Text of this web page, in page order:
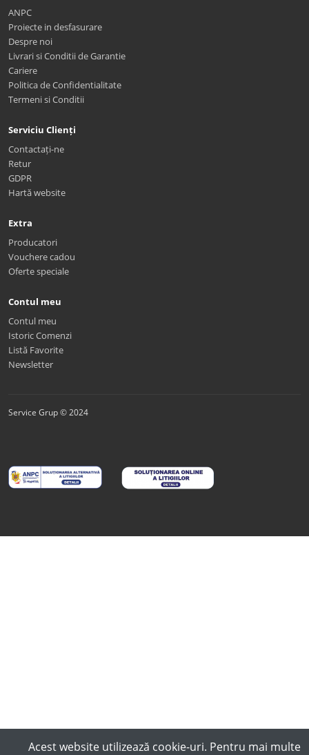
ANPC
Proiecte in desfasurare
Despre noi
Livrari si Conditii de Garantie
Cariere
Politica de Confidentialitate
Termeni si Conditii
Serviciu Clienți
Contactați-ne
Retur
GDPR
Hartă website
Extra
Producatori
Vouchere cadou
Oferte speciale
Contul meu
Contul meu
Istoric Comenzi
Listă Favorite
Newsletter
Service Grup © 2024
Acest website utilizează cookie-uri. Pentru mai multe